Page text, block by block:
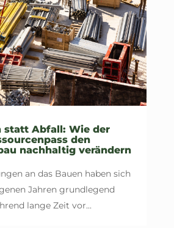
statt Abfall: Wie der
den
nachhaltig verändern
an das Bauen haben sich
Jahren grundlegend
lange Zeit vor...